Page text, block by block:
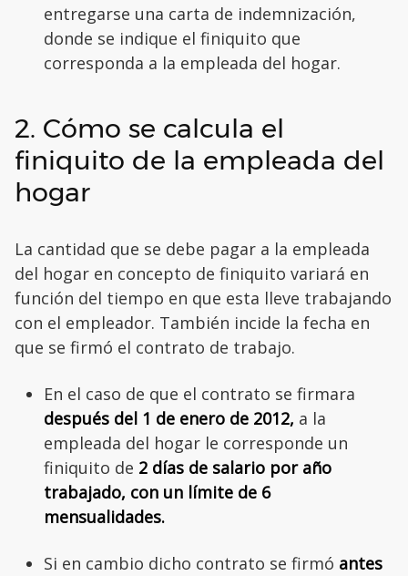
entregarse una carta de indemnización,
donde se indique el finiquito que
corresponda a la empleada del hogar.
2. Cómo se calcula el
finiquito de la empleada del
hogar
La cantidad que se debe pagar a la empleada
del hogar en concepto de finiquito variará en
función del tiempo en que esta lleve trabajando
con el empleador. También incide la fecha en
que se firmó el contrato de trabajo.
En el caso de que el contrato se firmara
después del 1 de enero de 2012, a la
empleada del hogar le corresponde un
finiquito de 2 días de salario por año
trabajado, con un límite de 6
mensualidades.
Si en cambio dicho contrato se firmó antes